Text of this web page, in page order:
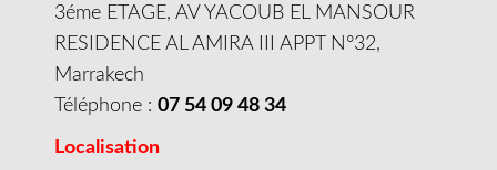
3éme ETAGE, AV YACOUB EL MANSOUR
RESIDENCE AL AMIRA III APPT N°32,
Marrakech
Téléphone : 07 54 09 48 34
Localisation